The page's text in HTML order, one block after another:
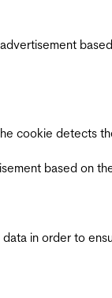
cookie detects
based on
in order to